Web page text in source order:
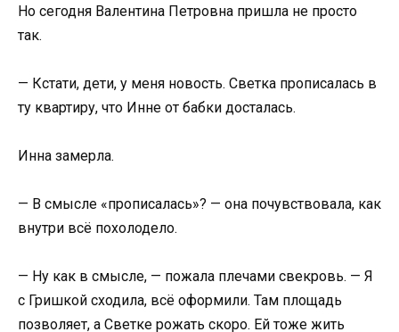
Но сегодня Валентина Петровна пришла не просто
так.
— Кстати, дети, у меня новость. Светка прописалась в
ту квартиру, что Инне от бабки досталась.
Инна замерла.
— В смысле «прописалась»? — она почувствовала, как
внутри всё похолодело.
— Ну как в смысле, — пожала плечами свекровь. — Я
с Гришкой сходила, всё оформили. Там площадь
позволяет, а Светке рожать скоро. Ей тоже жить